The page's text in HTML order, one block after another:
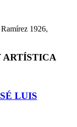
1926,
ARTÍSTICA
LUIS